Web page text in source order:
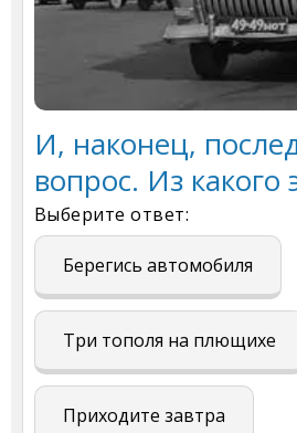
И, наконец,
вопрос. Из какого
Выберите ответ:
Берегись автомобиля
Три тополя на плющихе
Приходите завтра